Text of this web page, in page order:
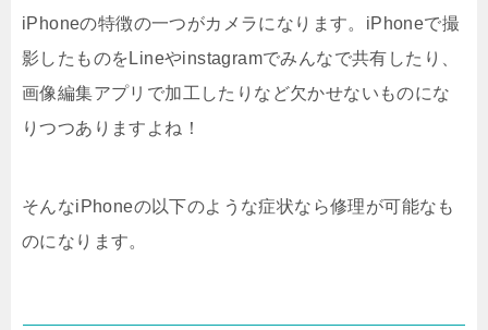
iPhoneの特徴の一つがカメラになります。iPhoneで撮
影したものをLineやinstagramでみんなで共有したり、
画像編集アプリで加工したりなど欠かせないものにな
りつつありますよね！
そんなiPhoneの以下のような症状なら修理が可能なも
のになります。